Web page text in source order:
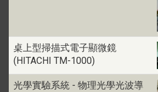
桌上型掃描式電子顯微鏡
(HITACHI TM-1000)
光學實驗系統 - 物理光學光波導